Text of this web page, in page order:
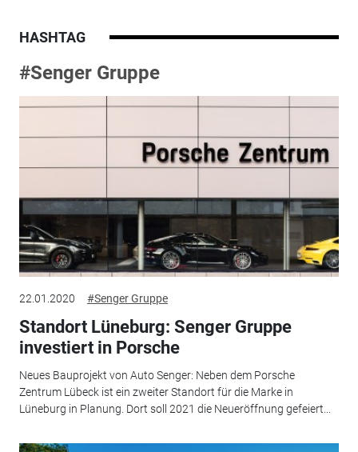
HASHTAG
#Senger Gruppe
22.01.2020 #Senger Gruppe
Standort Lüneburg: Senger Gruppe
investiert in Porsche
Neues Bauprojekt von Auto Senger: Neben dem Porsche
Zentrum Lübeck ist ein zweiter Standort für die Marke in
Lüneburg in Planung. Dort soll 2021 die Neueröffnung gefeiert...